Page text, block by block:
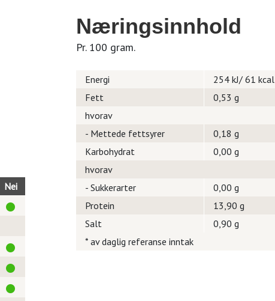
Nei
Næringsinnhold
Pr. 100 gram.
Energi
254 kJ/ 61 kcal
Fett
0,53 g
hvorav
- Mettede fettsyrer
0,18 g
Karbohydrat
0,00 g
hvorav
- Sukkerarter
0,00 g
Protein
13,90 g
Salt
0,90 g
* av daglig referanse inntak